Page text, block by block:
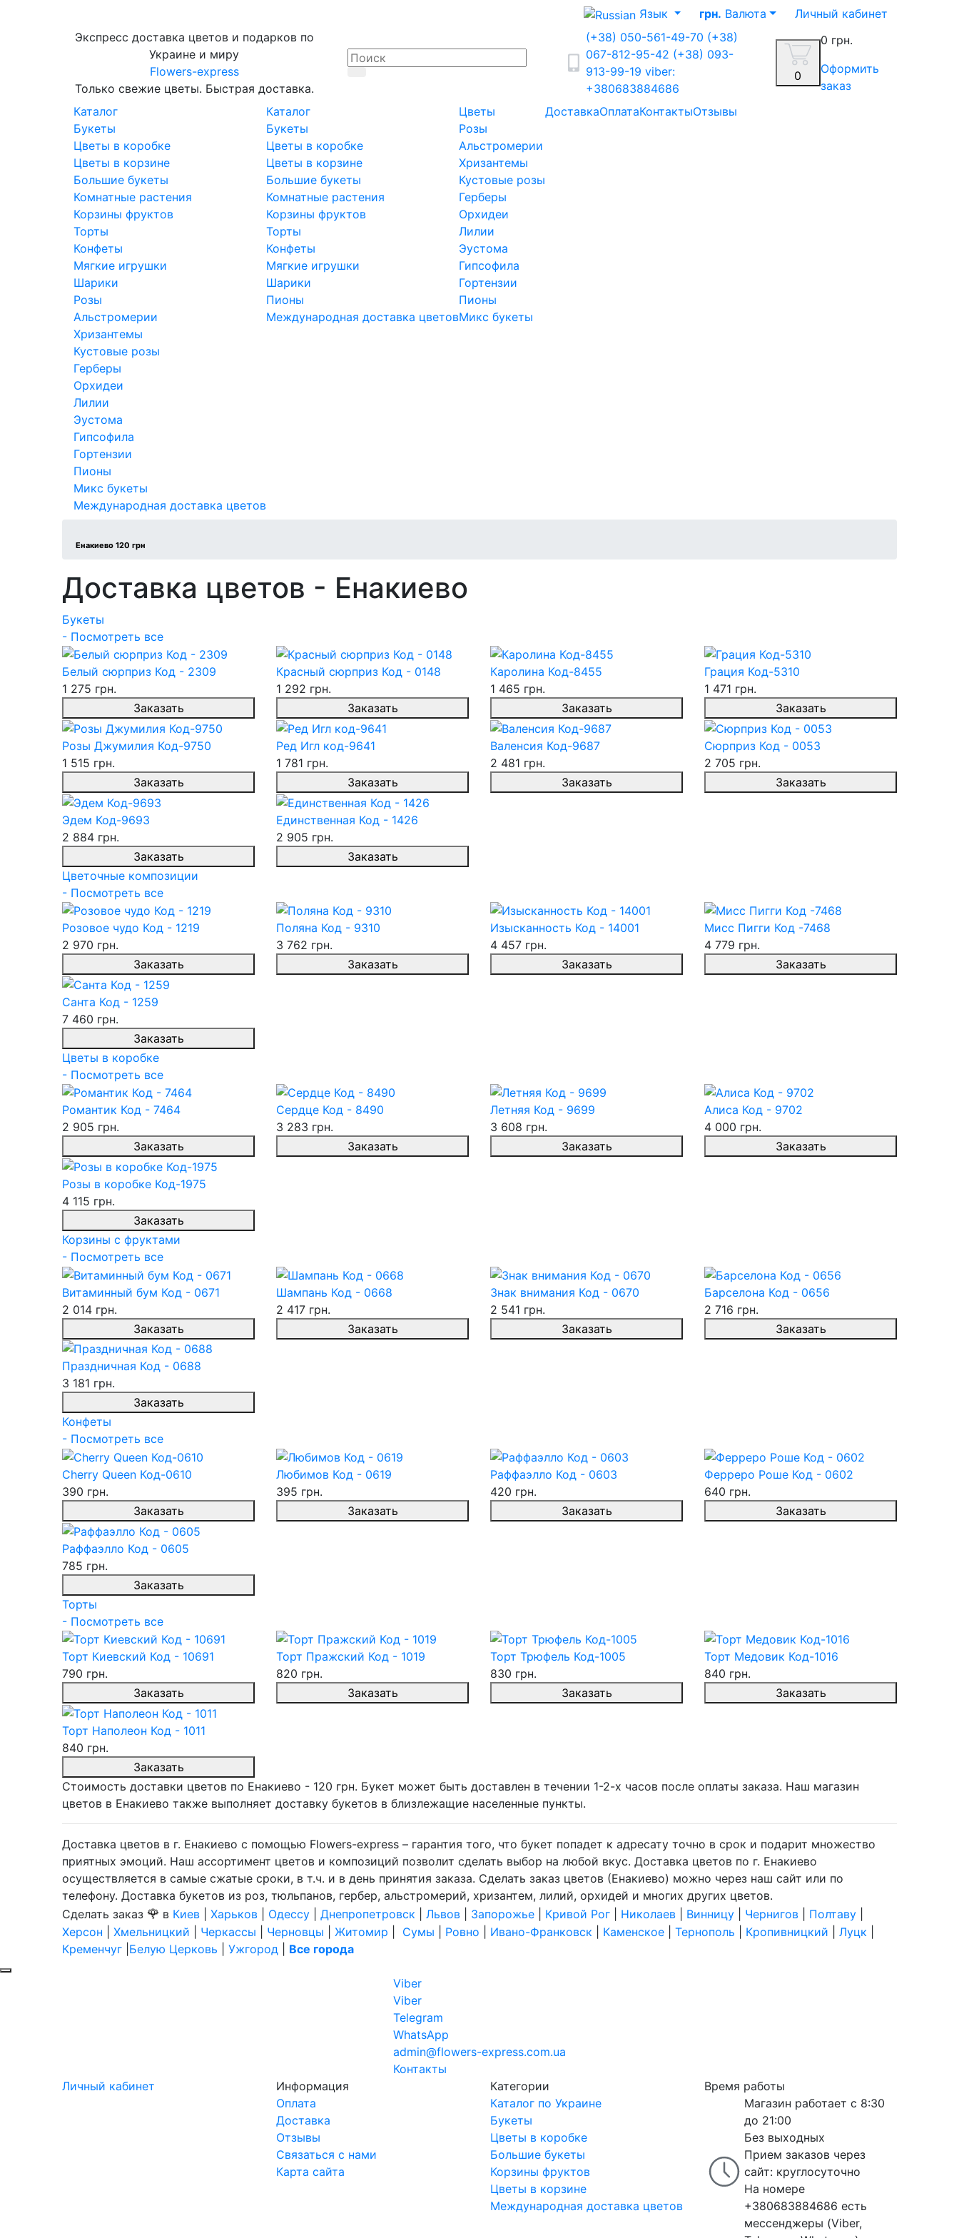
Язык грн. Валюта
Личный кабинет
Экспресс доставка цветов и подарков по
Украине и миру
Flowers-express
Только свежие цветы. Быстрая доставка.
(+38) 050-561-49-70 (+38)
067-812-95-42 (+38) 093-
913-99-19 viber:
+380683884686
0
0 грн.
Оформить
заказ
Каталог
Букеты
Цветы в коробке
Цветы в корзине
Большие букеты
Комнатные растения
Корзины фруктов
Торты
Конфеты
Мягкие игрушки
Шарики
Розы
Альстромерии
Хризантемы
Кустовые розы
Герберы
Орхидеи
Лилии
Эустома
Гипсофила
Гортензии
Пионы
Микс букеты
Международная доставка цветов
Каталог
Букеты
Цветы в коробке
Цветы в корзине
Большие букеты
Комнатные растения
Корзины фруктов
Торты
Конфеты
Мягкие игрушки
Шарики
Пионы
Международная доставка цветов
Цветы
Розы
Альстромерии
Хризантемы
Кустовые розы
Герберы
Орхидеи
Лилии
Эустома
Гипсофила
Гортензии
Пионы
Микс букеты
ДоставкаОплатаКонтактыОтзывы
Енакиево 120 грн
Доставка цветов - Енакиево
Букеты
- Посмотреть все
Белый сюрприз Код - 2309
1 275 грн.
Заказать
Красный сюрприз Код - 0148
1 292 грн.
Заказать
Каролина Код-8455
1 465 грн.
Заказать
Грация Код-5310
1 471 грн.
Заказать
Розы Джумилия Код-9750
1 515 грн.
Заказать
Ред Игл код-9641
1 781 грн.
Заказать
Валенсия Код-9687
2 481 грн.
Заказать
Сюрприз Код - 0053
2 705 грн.
Заказать
Эдем Код-9693
2 884 грн.
Заказать
Единственная Код - 1426
2 905 грн.
Заказать
Цветочные композиции
- Посмотреть все
Розовое чудо Код - 1219
2 970 грн.
Заказать
Поляна Код - 9310
3 762 грн.
Заказать
Изысканность Код - 14001
4 457 грн.
Заказать
Мисс Пигги Код -7468
4 779 грн.
Заказать
Санта Код - 1259
7 460 грн.
Заказать
Цветы в коробке
- Посмотреть все
Романтик Код - 7464
2 905 грн.
Заказать
Сердце Код - 8490
3 283 грн.
Заказать
Летняя Код - 9699
3 608 грн.
Заказать
Алиса Код - 9702
4 000 грн.
Заказать
Розы в коробке Код-1975
4 115 грн.
Заказать
Корзины с фруктами
- Посмотреть все
Витаминный бум Код - 0671
2 014 грн.
Заказать
Шампань Код - 0668
2 417 грн.
Заказать
Знак внимания Код - 0670
2 541 грн.
Заказать
Барселона Код - 0656
2 716 грн.
Заказать
Праздничная Код - 0688
3 181 грн.
Заказать
Конфеты
- Посмотреть все
Cherry Queen Код-0610
390 грн.
Заказать
Любимов Код - 0619
395 грн.
Заказать
Раффаэлло Код - 0603
420 грн.
Заказать
Ферреро Роше Код - 0602
640 грн.
Заказать
Раффаэлло Код - 0605
785 грн.
Заказать
Торты
- Посмотреть все
Торт Киевский Код - 10691
790 грн.
Заказать
Торт Пражский Код - 1019
820 грн.
Заказать
Торт Трюфель Код-1005
830 грн.
Заказать
Торт Медовик Код-1016
840 грн.
Заказать
Торт Наполеон Код - 1011
840 грн.
Заказать
Стоимость доставки цветов по Енакиево - 120 грн. Букет может быть доставлен в течении 1-2-х часов после оплаты заказа. Наш магазин
цветов в Енакиево также выполняет доставку букетов в близлежащие населенные пункты.
Доставка цветов в г. Енакиево с помощью Flowers-express – гарантия того, что букет попадет к адресату точно в срок и подарит множество
приятных эмоций. Наш ассортимент цветов и композиций позволит сделать выбор на любой вкус. Доставка цветов по г. Енакиево
осуществляется в самые сжатые сроки, в т.ч. и в день принятия заказа. Сделать заказ цветов (Енакиево) можно через наш сайт или по
телефону. Доставка букетов из роз, тюльпанов, гербер, альстромерий, хризантем, лилий, орхидей и многих других цветов.
Сделать заказ 🌹 в Киев Харьков Одессу Днепропетровск Львов Запорожье Кривой Рог Николаев Винницу Чернигов Полтаву
Херсон
Хмельницкий Черкассы Черновцы Житомир Сумы Ровно Ивано-Франковск Каменское Тернополь Кропивницкий Луцк
Кременчуг Белую Церковь Ужгород Все города
Viber
Viber
Telegram
WhatsApp
admin@flowers-express.com.ua
Контакты
Личный кабинет
Информация
Оплата
Доставка
Отзывы
Связаться с нами
Карта сайта
Категории
Каталог по Украине
Букеты
Цветы в коробке
Большие букеты
Корзины фруктов
Цветы в корзине
Международная доставка цветов
Время работы
Магазин работает с 8:30
до 21:00
Без выходных
Прием заказов через
сайт: круглосуточно
На номере
+380683884686 есть
мессенджеры (Viber,